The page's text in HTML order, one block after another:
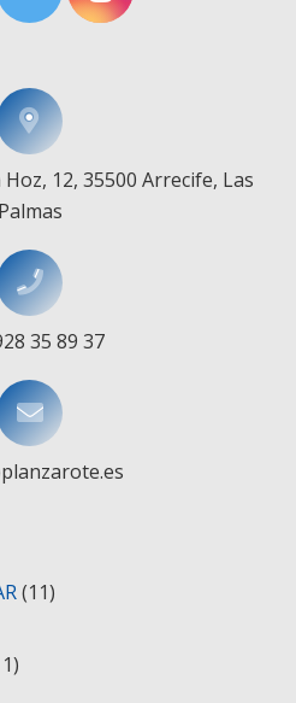
Hoz, 12, 35500 Arrecife, Las
Palmas
35 89 37
(11)